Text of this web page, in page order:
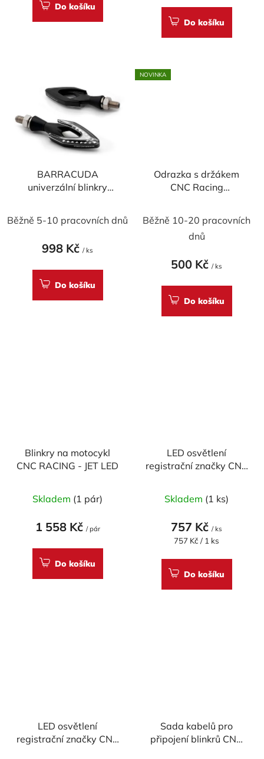
Do košíku
Do košíku
BARRACUDA
univerzální blinkry
Běžně 5-10 pracovních dnů
998 Kč / ks
Do košíku
NOVINKA
Odrazka s držákem
CNC Racing
Běžně 10-20 pracovních
dnů
500 Kč / ks
Do košíku
Blinkry na motocykl
CNC RACING - JET LED
Skladem (1 pár)
1 558 Kč / pár
Do košíku
LED osvětlení
registrační značky CNC
Skladem (1 ks)
757 Kč / ks
Měrná
757 Kč / 1 ks
Do košíku
LED osvětlení
registrační značky CNC
Sada kabelů pro
připojení blinkrů CNC